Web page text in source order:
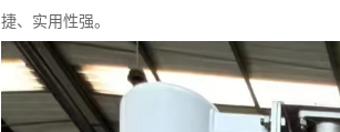
捷、实用性强。